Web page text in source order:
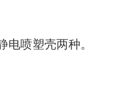
喷塑壳两种。